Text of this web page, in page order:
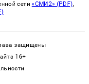
сети«СМИ2» (PDF),
защищены
16+